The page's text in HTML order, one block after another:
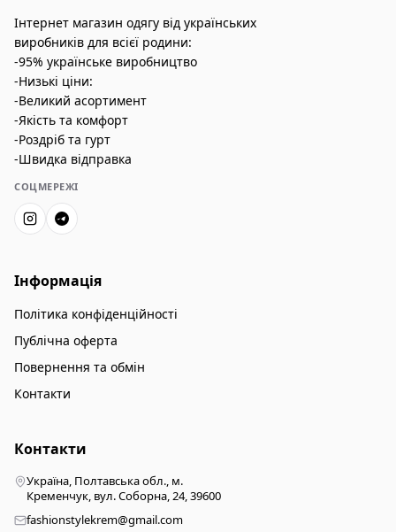
Інтернет магазин одягу від українських
виробників для всієї родини:
-95% українське виробництво
-Низькі ціни:
-Великий асортимент
-Якість та комфорт
-Роздріб та гурт
-Швидка відправка
СОЦМЕРЕЖІ
Інформація
Політика конфіденційності
Публічна оферта
Повернення та обмін
Контакти
Контакти
Україна, Полтавська обл., м.
Кременчук, вул. Соборна, 24, 39600
fashionstylekrem@gmail.com